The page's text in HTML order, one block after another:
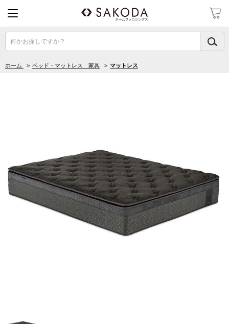
何かお探しですか？
ホーム > ベッド・マットレス 家具 > マットレス